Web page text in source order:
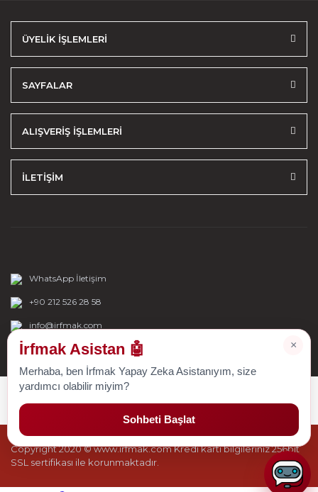
ÜYELİK İŞLEMLERİ
SAYFALAR
ALIŞVERİŞ İŞLEMLERİ
İLETİŞİM
WhatsApp İletişim
+90 212 526 28 58
info@irfmak.com
Copyright 2020 © www.irfmak.com Kredi kartı bilgileriniz 256bit
SSL sertifikası ile korunmaktadır.
×
İrfmak Asistan 🤖
Merhaba, ben İrfmak Yapay Zeka Asistanıyım, size
yardımcı olabilir miyim?
Sohbeti Başlat